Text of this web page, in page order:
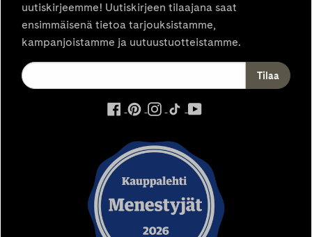
uutiskirjeemme! Uutiskirjeen tilaajana saat
ensimmäisenä tietoa tarjouksistamme,
kampanjoistamme ja uutuustuotteistamme.
ulkoinen
avautuu
uuteen
välilehteen
ulkoinen
avautuu
uuteen
välilehteen
ulkoinen
avautuu
uuteen
välilehteen
ulkoinen
uuteen
välilehteen
välilehteen